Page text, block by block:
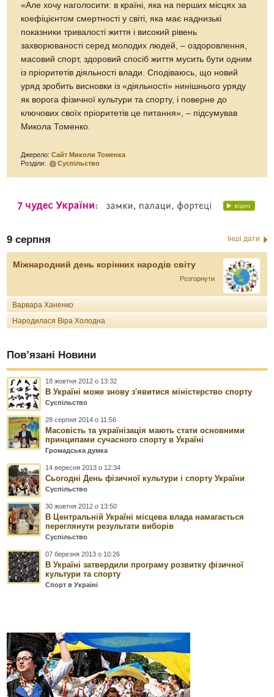
«Але хочу наголосити: в країні, яка на перших місцях за
коефіцієнтом смертності у світі, яка має наднизькі
показники тривалості життя і високий рівень
захворюваності серед молодих людей, – оздоровлення,
масовий спорт, здоровий спосіб життя мусить бути одним
із пріоритетів діяльності влади. Сподіваюсь, що новий
уряд зробить висновки із «діяльності» нинішнього уряду
як ворога фізичної культури та спорту, і поверне до
ключових своїх пріоритетів це питання», – підсумував
Микола Томенко.
Джерело:Сайт Миколи Томенка
Розділи:
Суспільство
9 серпня Інші дати
Міжнародний день корінних народів світу
Розгорнути
Варвара Ханенко
Народилася Віра Холодна
Пов’язані Новини
18 жовтня 2012 о 13:32
В Україні може знову з'явитися міністерство спорту
Суспільство
28 серпня 2014 о 11:56
Масовість та українізація мають стати основними
принципами сучасного спорту в Україні
Громадська думка
14 вересня 2013 о 12:34
Сьогодні День фізичної культури і спорту України
Суспільство
30 жовтня 2012 о 13:50
В Центральній Україні місцева влада намагається
переглянути результати виборів
Суспільство
07 березня 2013 о 10:26
В Україні затвердили програму розвитку фізичної
культури та спорту
Спорт в Україні